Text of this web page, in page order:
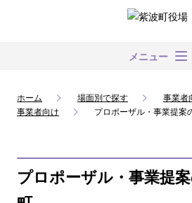
メニュー
ホーム 場面別で探す
事業者
事業者向け
プロポーザル・事業提案
プロポーザル・事業提